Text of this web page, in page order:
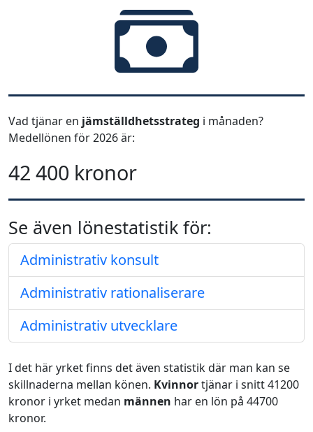
Vad tjänar en jämställdhetsstrateg i månaden?
Medellönen för 2026 är:
42 400 kronor
Se även lönestatistik för:
Administrativ konsult
Administrativ rationaliserare
Administrativ utvecklare
I det här yrket finns det även statistik där man kan se
skillnaderna mellan könen. Kvinnortjänar i snitt 41200
kronor i yrket medan männen har en lön på 44700
kronor.